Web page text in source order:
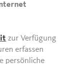
zur Verfügung
erfassen
persönliche